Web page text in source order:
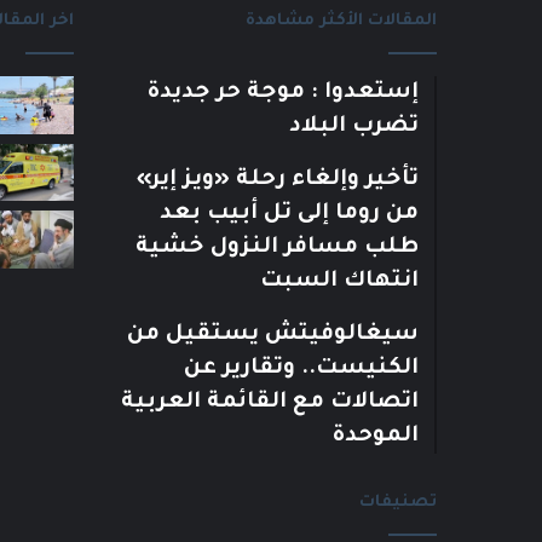
المقالات الأكثر مشاهدة
إستعدوا : موجة حر جديدة
تضرب البلاد
تأخير وإلغاء رحلة «ويز إير»
من روما إلى تل أبيب بعد
طلب مسافر النزول خشية
انتهاك السبت
سيغالوفيتش يستقيل من
الكنيست.. وتقارير عن
اتصالات مع القائمة العربية
الموحدة
تصنيفات
اخر